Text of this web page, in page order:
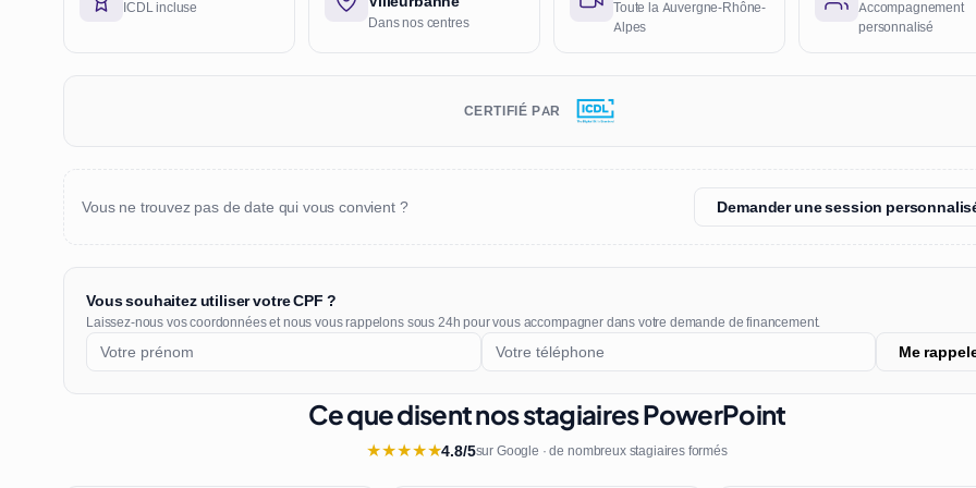
ICDL incluse
Dans nos centres
Toute la Auvergne-Rhône-
Alpes
Accompagnement
personnalisé
CERTIFIÉ PAR
Vous ne trouvez pas de date qui vous convient ? Demander une session
Vous souhaitez utiliser votre CPF ?
Laissez-nous vos coordonnées et nous vous rappelons sous 24h pour vous accompagner dans votre demande de financement.
Me
Ce que disent nos stagiaires PowerPoint
★★★★★4.8/5sur Google · de nombreux stagiaires formés